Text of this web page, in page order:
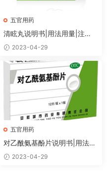
五官用药
清眩丸说明书|用法用量|注意
事项2023-04-29
五官用药
对乙酰氨基酚片说明书|用法用
量|注意事项
2023-04-29